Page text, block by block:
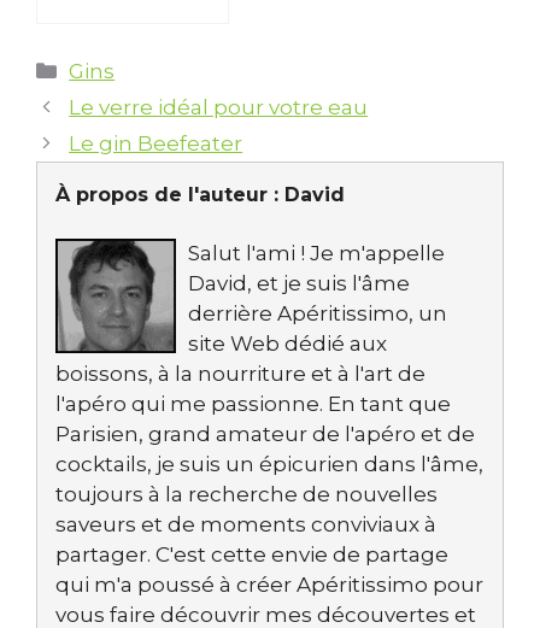
Catégories
Gins
Le verre idéal pour votre eau
Le gin Beefeater
À propos de l'auteur : David
Salut l'ami ! Je m'appelle
David, et je suis l'âme
derrière Apéritissimo, un
site Web dédié aux
boissons, à la nourriture et à l'art de
l'apéro qui me passionne. En tant que
Parisien, grand amateur de l'apéro et de
cocktails, je suis un épicurien dans l'âme,
toujours à la recherche de nouvelles
saveurs et de moments conviviaux à
partager. C'est cette envie de partage
qui m'a poussé à créer Apéritissimo pour
vous faire découvrir mes découvertes et